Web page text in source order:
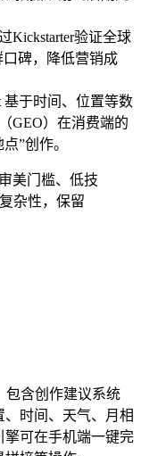
Kickstarter验证全球
碑，降低营销成
基于时间、位置等数
GEO）在消费端的
”创作。
美门槛、低技
杂性，保留
包含创作建议系统
时间、天气、月相
擎可在手机端一键完